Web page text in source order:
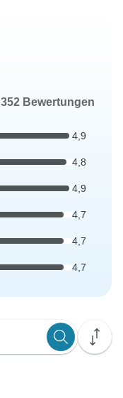
352 Bewertungen
4,9
4,8
4,9
4,7
4,7
4,7